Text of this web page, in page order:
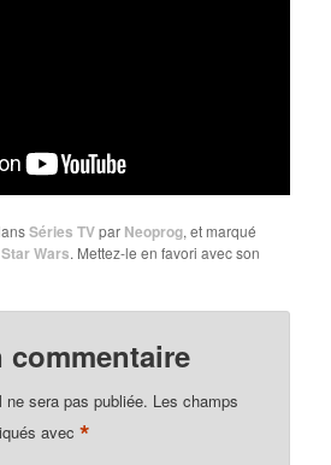
Séries TVpar Neoprog, et marqué
Star Wars. Mettez-le en favori avec son
commentaire
ne sera pas publiée. Les champs
avec*